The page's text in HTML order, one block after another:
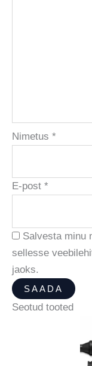
Nimetus *
E-post *
Salvesta minu
sellesse
jaoks.
Seotud tooted